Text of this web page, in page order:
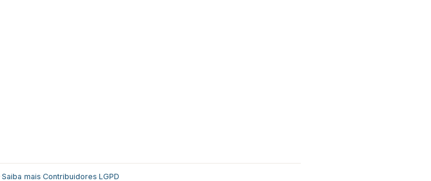
·Saiba mais·Contribuidores·LGPD